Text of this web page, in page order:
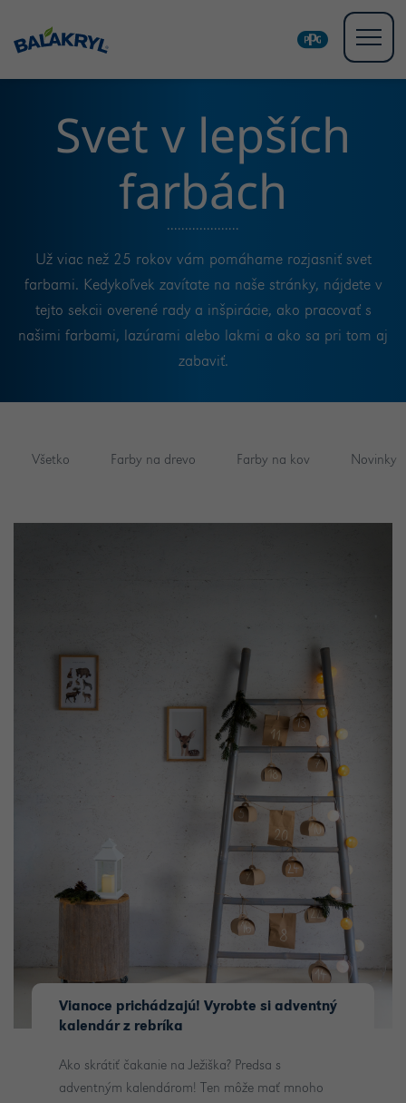
Svet v lepších
farbách
Už viac než 25 rokov vám pomáhame rozjasniť svet
farbami. Kedykoľvek zavítate na naše stránky, nájdete v
tejto sekcii overené rady a inšpirácie, ako pracovať s
našimi farbami, lazúrami alebo lakmi a ako sa pri tom aj
zabaviť.
Všetko Farby na drevo Farby na kov Novinky
Vianoce prichádzajú! Vyrobte si adventný
kalendár z rebríka
Ako skrátiť čakanie na Ježiška? Predsa s
adventným kalendárom! Ten môže mať mnoho